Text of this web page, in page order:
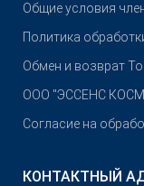
Общие условия
Политика
Обмен и возврат
OOO "ЭССЕНС
Согласие на
КОНТАКТНЫЙ